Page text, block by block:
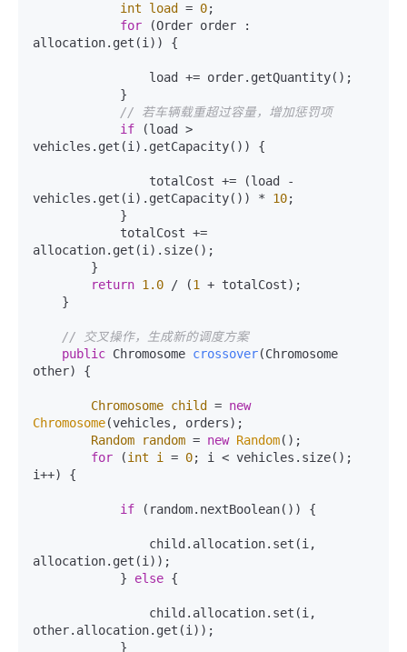
int load = 0;
for (Order order :
allocation.get(i)) {
// 若车辆载重超过容量，增加惩罚项
if (load >
vehicles.get(i).getCapacity()) {
vehicles.get(i).getCapacity()) * 10;
allocation.get(i).size();
return 1.0 / (1 + totalCost);
// 交叉操作，生成新的调度方案
public Chromosome crossover(Chromosome
other)
{
Chromosome child = new
Chromosome(vehicles, orders);
Random
random = new Random();
for (int i = 0; i < vehicles.size();
i++) {
if (random.nextBoolean()) {
allocation.get(i));
            }
else {
other.allocation.get(i));